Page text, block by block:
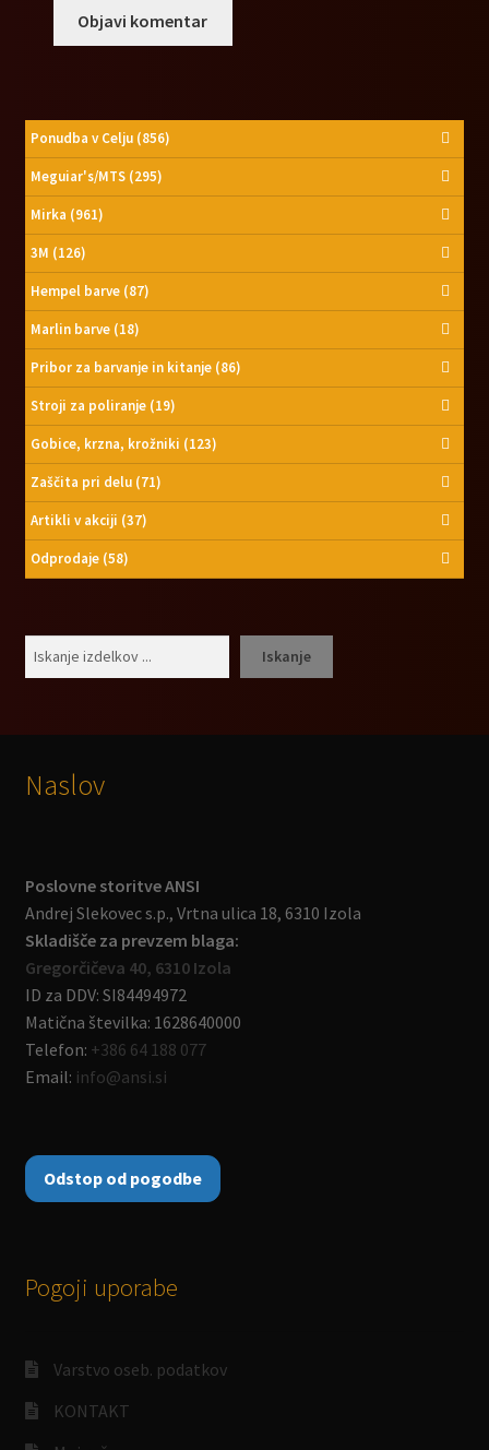
Ponudba v Celju (856)
Meguiar's/MTS (295)
Mirka (961)
3M (126)
Hempel barve (87)
Marlin barve (18)
Pribor za barvanje in kitanje (86)
Stroji za poliranje (19)
Gobice, krzna, krožniki (123)
Zaščita pri delu (71)
Artikli v akciji (37)
Odprodaje (58)
Iskanje
Naslov
Poslovne storitve ANSI
Andrej Slekovec s.p., Vrtna ulica 18, 6310 Izola
Skladišče za prevzem blaga:
Gregorčičeva 40, 6310 Izola
ID za DDV: SI84494972
Matična številka: 1628640000
Telefon: +386 64 188 077
Email: info@ansi.si
Odstop od pogodbe
Pogoji uporabe
Varstvo oseb. podatkov
KONTAKT